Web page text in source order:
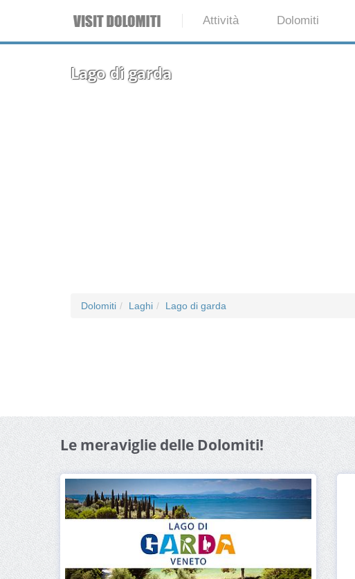
Attività Dolomiti
Lago di garda
Dolomiti Laghi Lago di garda
Le meraviglie delle Dolomiti!